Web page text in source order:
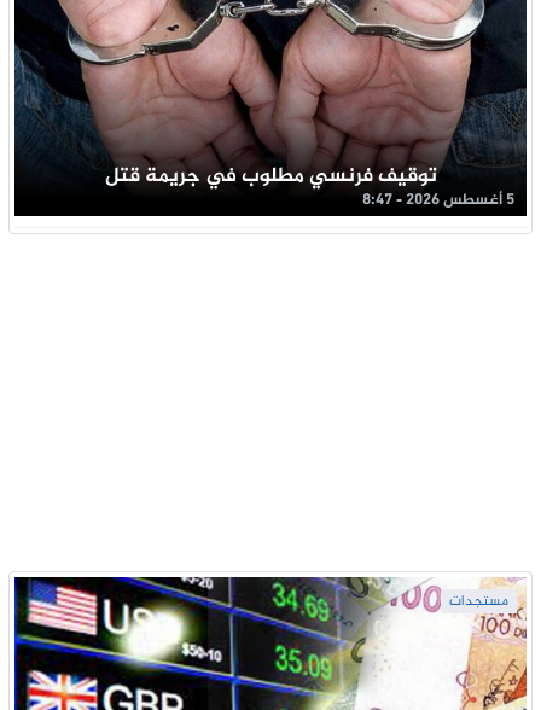
توقيف فرنسي مطلوب في جريمة قتل
5 أغسطس 2026 - 8:47
مستجدات